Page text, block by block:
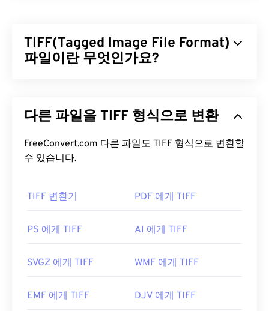
서 처음 개발되었으며, 이후 1280 x 960픽셀 전하
결합 소자(CCD) 센서를 탑재한DC120
지보다 향상된 형식이었습니다.
KDC 파일을 어떻게 여나요?
(CD)를 제공했습니다. 현재 운영 체제에 따라 이 프
니다. 대신, Microsoft Windows 및 macOS에서 작동
세요.
또는 크로스 플랫폼,
오픈 소스, 무료인darktable을
사용해 보세요. Lightroom 외에도 KDC를 열 수 있는
TIFF(Tagged Image File Format)
파일이란 무엇인가요?
파일은 디지털 광고와 데스크톱 퍼블리싱(DTP) 분야
구조를 가지고 있어 JPEG, 무손실 압축 이미지 파일,
레이어가 있는 이미지 또는 페이지 이미지의
TIFF 파일을 어떻게 여나요?
TIFF 파일을 여는 데 가장 많이 사용되는 프로그램은
Preview입니다. 무료로 사용할 수 있는 독립 프로그
램으로는 XnView MP
가 있습니다. TIFF 파일을 여는
램을 사용할 수도 있습니다.
다른 파일을 TIFF 형식으로 변환
FreeConvert.com 다른 파일도 TIFF 형식으로 변환할
수 있습니다.
TIFF 변환기 PDF 에게 TIFF
PS 에게 TIFF AI 에게 TIFF
SVGZ 에게 TIFF WMF 에게 TIFF
EMF 에게 TIFF DJV 에게 TIFF